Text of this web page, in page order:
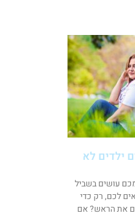
ילדים לא
עושים בשביל
לכם, רק כדי
את הראש? אם